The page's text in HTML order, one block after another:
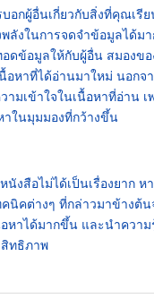
อกผู้อื่นเกี่ยวกับสิ่งที่คุณเรี
ลังในการจดจำข้อมูลได้ม
อดข้อมูลให้กับผู้อื่น สมองข
อหาที่ได้อ่านมาใหม่ นอกจ
ามเข้าใจในเนื้อหาที่อ่าน
ในมุมมองที่กว้างขึ้น
นังสือไม่ได้เป็นเรื่องยาก
คนิคต่างๆ ที่กล่าวมาข้างต้
หาได้มากขึ้น และนำความ
ทธิภาพ